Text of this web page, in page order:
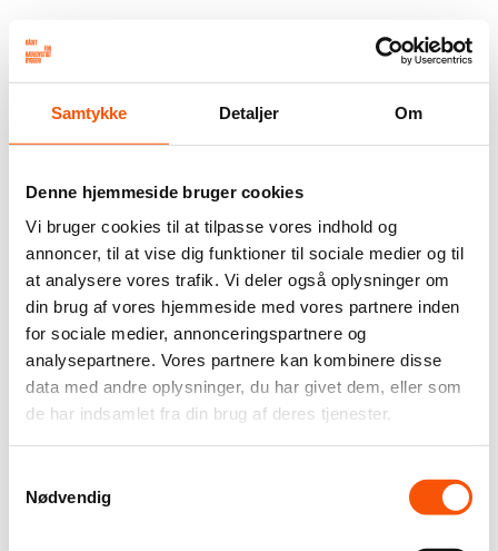
Samtykke Detaljer Om
Denne hjemmeside bruger cookies
Vi bruger cookies til at tilpasse vores indhold og
annoncer, til at vise dig funktioner til sociale medier og til
at analysere vores trafik. Vi deler også oplysninger om
din brug af vores hjemmeside med vores partnere inden
for sociale medier, annonceringspartnere og
analysepartnere. Vores partnere kan kombinere disse
data med andre oplysninger, du har givet dem, eller som
de har indsamlet fra din brug af deres tjenester.
Nødvendig